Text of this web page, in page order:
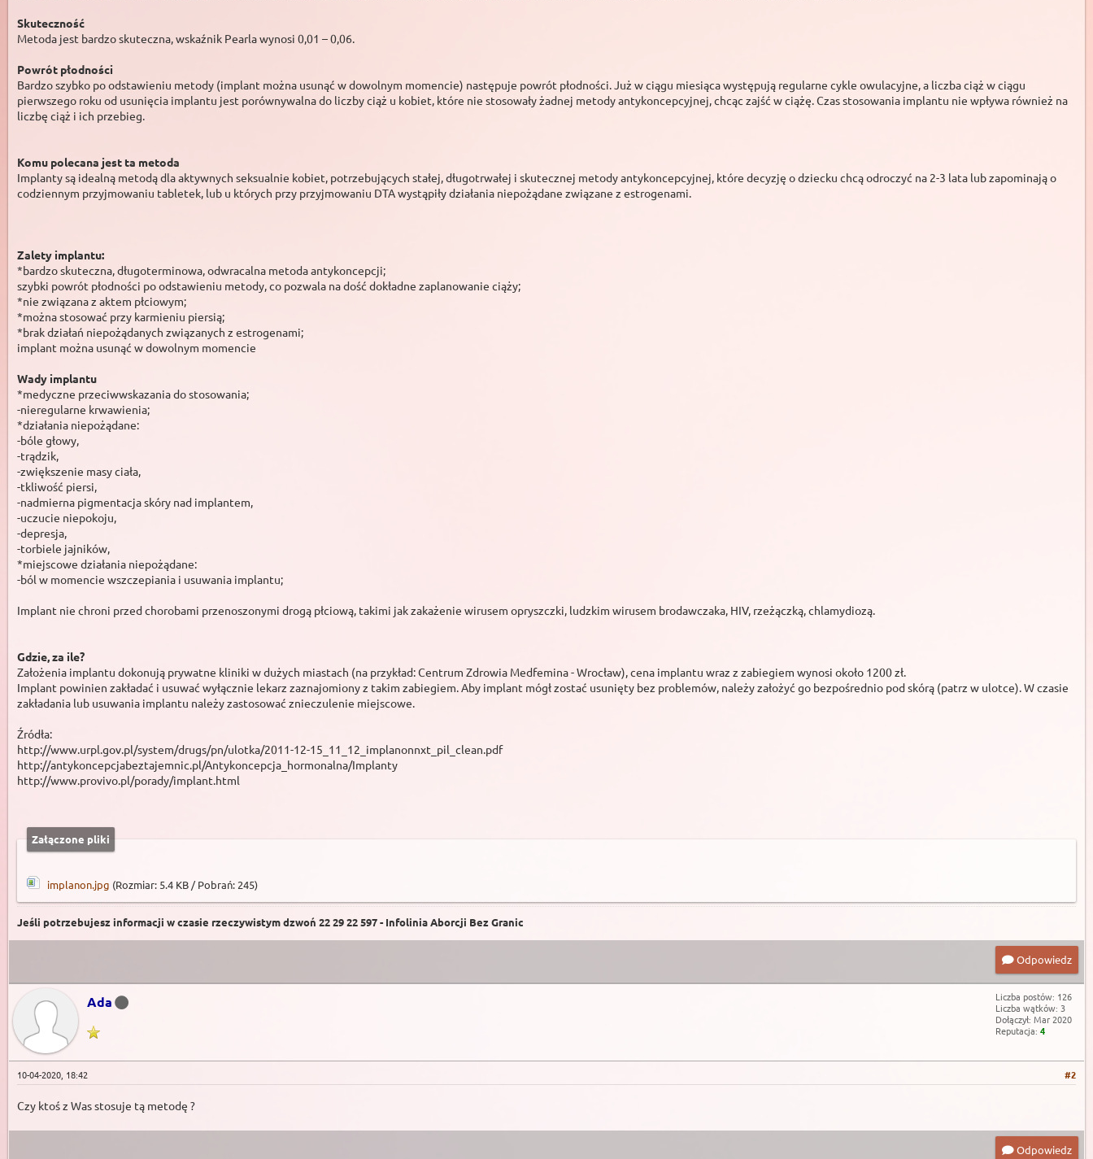
Skuteczność
Metoda jest bardzo skuteczna, wskaźnik Pearla wynosi 0,01 – 0,06.
Powrót płodności
Bardzo szybko po odstawieniu metody (implant można usunąć w dowolnym momencie) następuje powrót płodności. Już w ciągu miesiąca występują regularne cykle owulacyjne, a liczba ciąż w ciągu
pierwszego roku od usunięcia implantu jest porównywalna do liczby ciąż u kobiet, które nie stosowały żadnej metody antykoncepcyjnej, chcąc zajść w ciążę. Czas stosowania implantu nie wpływa również na
liczbę ciąż i ich przebieg.
Komu polecana jest ta metoda
Implanty są idealną metodą dla aktywnych seksualnie kobiet, potrzebujących stałej, długotrwałej i skutecznej metody antykoncepcyjnej, które decyzję o dziecku chcą odroczyć na 2-3 lata lub zapominają o
codziennym przyjmowaniu tabletek, lub u których przy przyjmowaniu DTA wystąpiły działania niepożądane związane z estrogenami.
Zalety implantu:
*bardzo skuteczna, długoterminowa, odwracalna metoda antykoncepcji;
szybki powrót płodności po odstawieniu metody, co pozwala na dość dokładne zaplanowanie ciąży;
*nie związana z aktem płciowym;
*można stosować przy karmieniu piersią;
*brak działań niepożądanych związanych z estrogenami;
implant można usunąć w dowolnym momencie
Wady implantu
*medyczne przeciwwskazania do stosowania;
-nieregularne krwawienia;
*działania niepożądane:
-bóle głowy,
-trądzik,
-zwiększenie masy ciała,
-tkliwość piersi,
-nadmierna pigmentacja skóry nad implantem,
-uczucie niepokoju,
-depresja,
-torbiele jajników,
*miejscowe działania niepożądane:
-ból w momencie wszczepiania i usuwania implantu;
Implant nie chroni przed chorobami przenoszonymi drogą płciową, takimi jak zakażenie wirusem opryszczki, ludzkim wirusem brodawczaka, HIV, rzeżączką, chlamydiozą.
Gdzie, za ile?
Założenia implantu dokonują prywatne kliniki w dużych miastach (na przykład: Centrum Zdrowia Medfemina - Wrocław), cena implantu wraz z zabiegiem wynosi około 1200 zł.
Implant powinien zakładać i usuwać wyłącznie lekarz zaznajomiony z takim zabiegiem. Aby implant mógł zostać usunięty bez problemów, należy założyć go bezpośrednio pod skórą (patrz w ulotce). W czasie
zakładania lub usuwania implantu należy zastosować znieczulenie miejscowe.
Źródła:
http://www.urpl.gov.pl/system/drugs/pn/ulotka/2011-12-15_11_12_implanonnxt_pil_clean.pdf
http://antykoncepcjabeztajemnic.pl/Antykoncepcja_hormonalna/Implanty
http://www.provivo.pl/porady/implant.html
Załączone pliki
implanon.jpg (Rozmiar: 5.4 KB / Pobrań: 245)
Jeśli potrzebujesz informacji w czasie rzeczywistym dzwoń 22 29 22 597 - Infolinia Aborcji Bez Granic
Odpowiedz
Ada
Liczba postów: 126
Liczba wątków: 3
Dołączył: Mar 2020
Reputacja: 4
#2
10-04-2020, 18:42
Czy ktoś z Was stosuje tą metodę ?
Odpowiedz